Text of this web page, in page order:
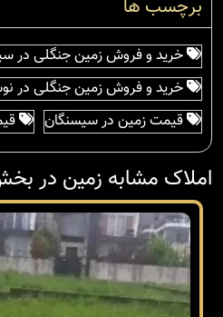
برچسب ها
خرید و فروش زمین جنگلی در
خرید و فروش زمین جنگلی در
قیمت زمین در سیسنگان
املاک مشابه زمین در